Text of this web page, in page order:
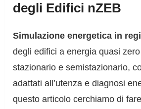
degli Edifici nZEB
Simulazione energetica in
degli edifici a energia quasi
stazionario e semistazionario,
adattati all’utenza e diagnosi
questo articolo cerchiamo di